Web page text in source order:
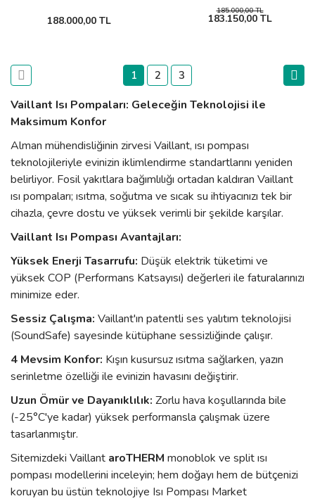
188.000,00 TL
185.000,00 TL
183.150,00 TL
1 2 3
Vaillant Isı Pompaları: Geleceğin Teknolojisi ile
Maksimum Konfor
Alman mühendisliğinin zirvesi Vaillant, ısı pompası
teknolojileriyle evinizin iklimlendirme standartlarını yeniden
belirliyor. Fosil yakıtlara bağımlılığı ortadan kaldıran Vaillant
ısı pompaları; ısıtma, soğutma ve sıcak su ihtiyacınızı tek bir
cihazla, çevre dostu ve yüksek verimli bir şekilde karşılar.
Vaillant Isı Pompası Avantajları:
Yüksek Enerji Tasarrufu: Düşük elektrik tüketimi ve
yüksek COP (Performans Katsayısı) değerleri ile faturalarınızı
minimize eder.
Sessiz Çalışma: Vaillant'ın patentli ses yalıtım teknolojisi
(SoundSafe) sayesinde kütüphane sessizliğinde çalışır.
4 Mevsim Konfor: Kışın kusursuz ısıtma sağlarken, yazın
serinletme özelliği ile evinizin havasını değiştirir.
Uzun Ömür ve Dayanıklılık: Zorlu hava koşullarında bile
(-25°C'ye kadar) yüksek performansla çalışmak üzere
tasarlanmıştır.
Sitemizdeki Vaillant aroTHERM monoblok ve split ısı
pompası modellerini inceleyin; hem doğayı hem de bütçenizi
koruyan bu üstün teknolojiye Isı Pompası Market